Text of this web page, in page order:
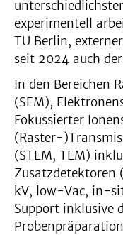
experimentell
TU Berlin,
seit 2024 auch
In den Bereichen
(SEM),
Fokussierter
(Raster-
(STEM, TEM)
Zusatzdetektoren
kV, low-Vac, in-
Support inklusive